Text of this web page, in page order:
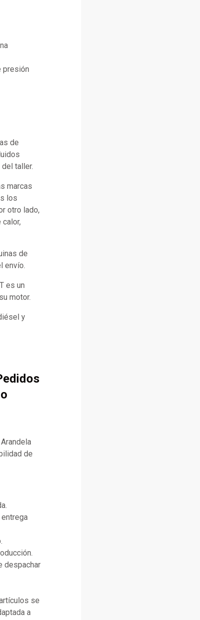
presión
de
taller.
marcas
los
otro lado,
de
envío.
es un
motor.
y
de
despachar
se
a